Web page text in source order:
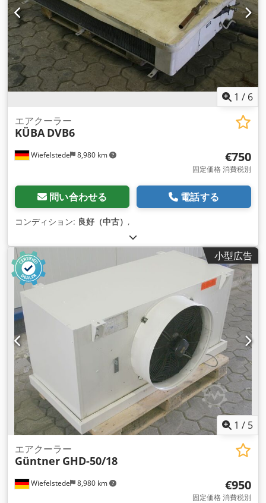
1 / 6
Wiefelstede 8,980 km
エアクーラー
KÜBA DVB6
€750
固定価格 消費税別
問い合わせる 電話する
コンディション: 良好（中古） ,
小型広告
1 / 5
Wiefelstede 8,980 km
エアクーラー
Güntner GHD-50/18
€950
固定価格 消費税別